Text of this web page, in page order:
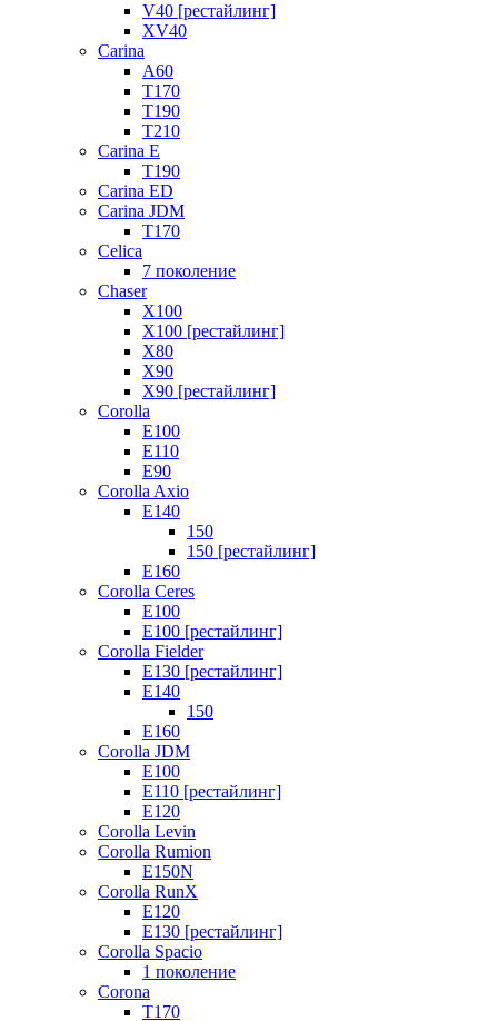
V40 [рестайлинг]
XV40
Carina
A60
T170
T190
T210
Carina E
T190
Carina ED
Carina JDM
T170
Celica
7 поколение
Chaser
X100
X100 [рестайлинг]
X80
X90
X90 [рестайлинг]
Corolla
E100
E110
E90
Corolla Axio
E140
150
150 [рестайлинг]
E160
Corolla Ceres
E100
E100 [рестайлинг]
Corolla Fielder
E130 [рестайлинг]
E140
150
E160
Corolla JDM
E100
E110 [рестайлинг]
E120
Corolla Levin
Corolla Rumion
E150N
Corolla RunX
E120
E130 [рестайлинг]
Corolla Spacio
1 поколение
Corona
T170